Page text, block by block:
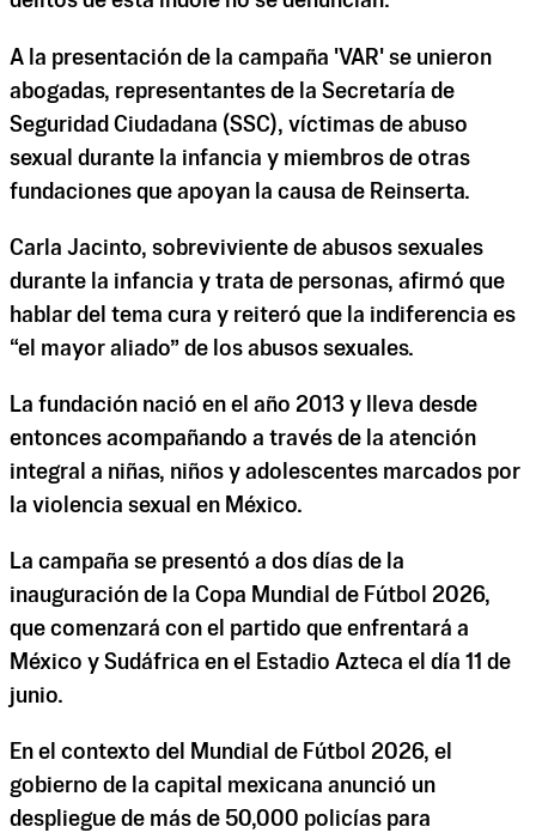
A la presentación de la campaña 'VAR' se unieron
abogadas, representantes de la Secretaría de
Seguridad Ciudadana (SSC), víctimas de abuso
sexual durante la infancia y miembros de otras
fundaciones que apoyan la causa de Reinserta.
Carla Jacinto, sobreviviente de abusos sexuales
durante la infancia y trata de personas, afirmó que
hablar del tema cura y reiteró que la indiferencia es
“el mayor aliado” de los abusos sexuales.
La fundación nació en el año 2013 y lleva desde
entonces acompañando a través de la atención
integral a niñas, niños y adolescentes marcados por
la violencia sexual en México.
La campaña se presentó a dos días de la
inauguración de la Copa Mundial de Fútbol 2026,
que comenzará con el partido que enfrentará a
México y Sudáfrica en el Estadio Azteca el día 11 de
junio.
En el contexto del Mundial de Fútbol 2026, el
gobierno de la capital mexicana anunció un
despliegue de más de 50,000 policías para